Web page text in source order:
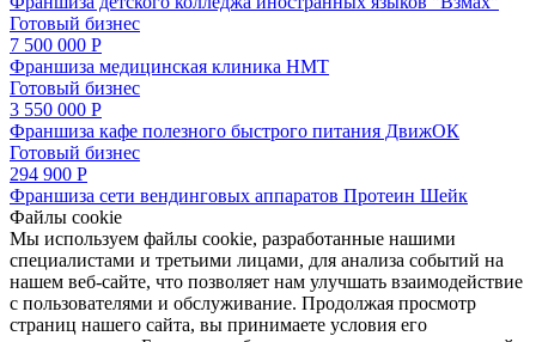
Готовый бизнес
7 500 000 Р
Франшиза медицинская клиника HMT
Готовый бизнес
3 550 000 Р
Франшиза кафе полезного быстрого питания ДвижОК
Готовый бизнес
294 900 Р
Франшиза сети вендинговых аппаратов Протеин Шейк
Файлы cookie
Мы используем файлы cookie, разработанные нашими
специалистами и третьими лицами, для анализа событий на
нашем веб-сайте, что позволяет нам улучшать взаимодействие
с пользователями и обслуживание. Продолжая просмотр
страниц нашего сайта, вы принимаете условия его